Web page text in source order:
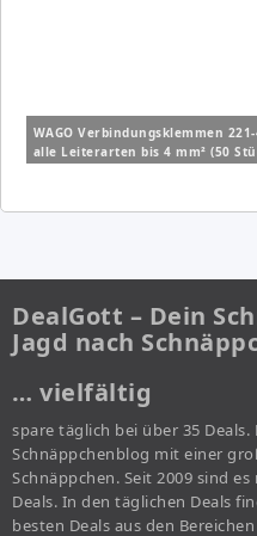
WAGO Verbindungsklemmen
alle Leiterarten bis 4 mm² (50
DealGott – Dein
Jagd nach
… vielfältig
spare täglich bei über 35
Schnäppchenblog mit einer
Schnäppchen. Seit 2009 sind
Deals. In den täglichen Deals
besten Deals aus den